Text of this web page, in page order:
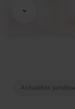
Actualités